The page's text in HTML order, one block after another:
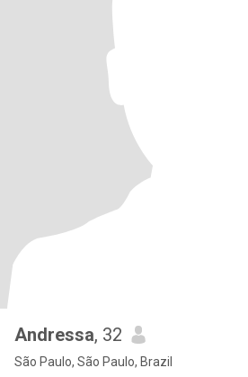
Andressa, 32
São Paulo, São Paulo, Brazil